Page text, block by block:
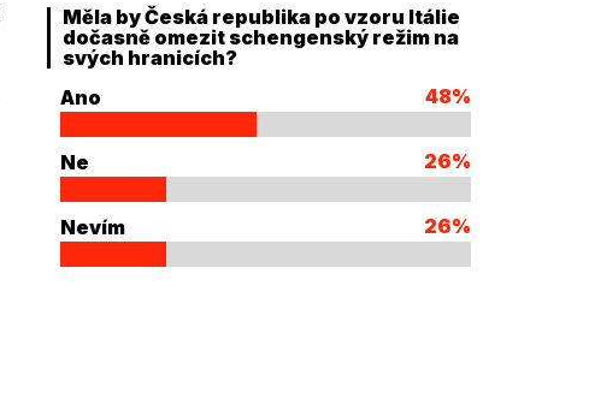
Měla by Česká republika po vzoru Itálie
dočasně omezit schengenský režim na
svých hranicích?
Ano
48%
Ne 26%
Nevím 26%